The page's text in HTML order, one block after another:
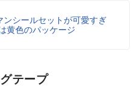
ンシールセットが可愛すぎ
黄色のパッケージ
テープ